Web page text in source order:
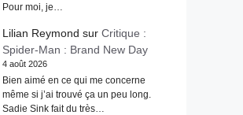
Pour moi, je…
Lilian Reymond sur Critique :
Spider-Man : Brand New Day
4 août 2026
Bien aimé en ce qui me concerne
même si j’ai trouvé ça un peu long.
Sadie Sink fait du très…